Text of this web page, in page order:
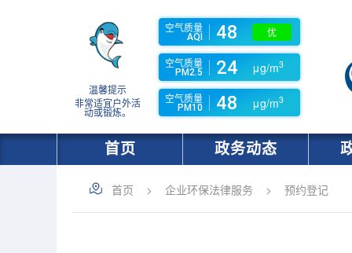
温馨提示
非常适宜户外活
动或锻炼。
空气质量
AQI 48 优
空气质量
PM2.5 24 μg/m3
空气质量
PM10 48 μg/m3
首页 政务动态
首页 > 企业环保法律服务 > 预约登记